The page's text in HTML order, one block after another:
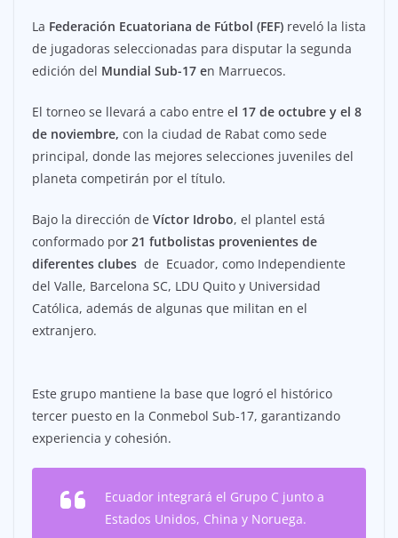
La Federación Ecuatoriana de Fútbol (FEF) reveló la lista
de jugadoras seleccionadas para disputar la segunda
edición del Mundial Sub-17 en Marruecos.
El torneo se llevará a cabo entre el 17 de octubre y el 8
de noviembre, con la ciudad de Rabat como sede
principal, donde las mejores selecciones juveniles del
planeta competirán por el título.
Bajo la dirección de Víctor Idrobo, el plantel está
conformado por 21 futbolistas provenientes de
diferentes clubes de Ecuador, como Independiente
del Valle, Barcelona SC, LDU Quito y Universidad
Católica, además de algunas que militan en el
extranjero.
Este grupo mantiene la base que logró el histórico
tercer puesto en la Conmebol Sub-17, garantizando
experiencia y cohesión.
Ecuador integrará el Grupo C junto a
Estados Unidos, China y Noruega.